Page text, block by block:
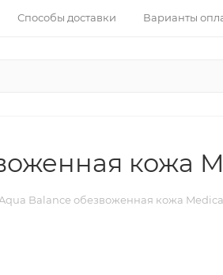
Способы доставки Варианты
кожа
Balance обезвоженная кожа